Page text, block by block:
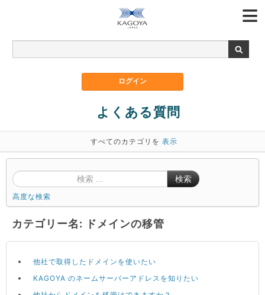
よくある質問
すべてのカテゴリを 表示
検索
高度な検索
カテゴリー名: ドメインの移管
他社で取得したドメインを使いたい
KAGOYA のネームサーバーアドレスを知りたい